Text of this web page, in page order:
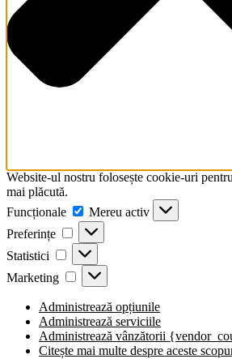
screen
reader
to
help
navigate
Website-ul nostru folosește cookie-uri
mai plăcută.
Funcționale
Funcționale
Mereu activ
Preferințe
Preferințe
Statistici Statistici
Marketing Marketing
Administrează opțiunile
Administrează serviciile
Administrează vânzătorii
Citește mai multe despre aceste